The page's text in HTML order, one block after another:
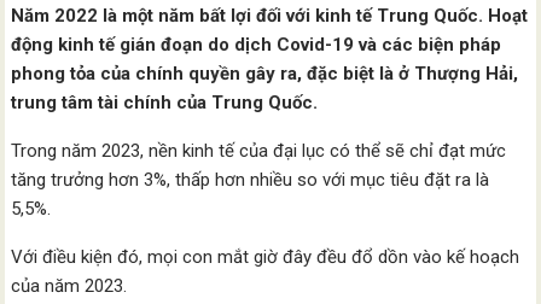
Năm 2022 là một năm bất lợi đối với kinh tế Trung Quốc. Hoạt
động kinh tế gián đoạn do dịch Covid-19 và các biện pháp
phong tỏa của chính quyền gây ra, đặc biệt là ở Thượng Hải,
trung tâm tài chính của Trung Quốc.
Trong năm 2023, nền kinh tế của đại lục có thể sẽ chỉ đạt mức
tăng trưởng hơn 3%, thấp hơn nhiều so với mục tiêu đặt ra là
5,5%.
Với điều kiện đó, mọi con mắt giờ đây đều đổ dồn vào kế hoạch
của năm 2023.